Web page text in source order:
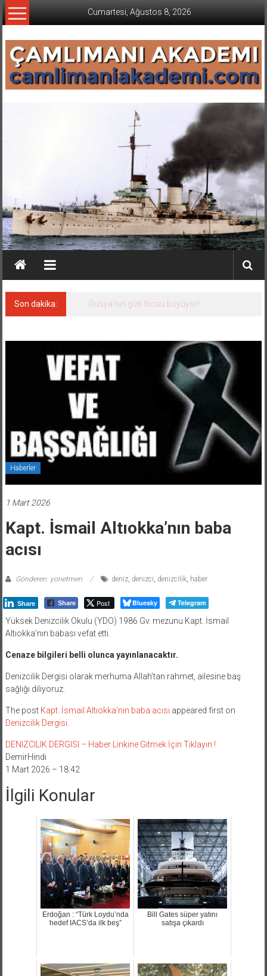
İçeriğe
geç
Cumartesi, Ağustos 8, 2026
Son dakika: Rusya’nın gizli filosu büyüyor!
Haberler
1 Mart 2026
Kapt. İsmail Altıokka’nın baba
acısı
Gönderen: yonetmen deniz, denizci denizcilik, haber
Share Share Post Bluesky Telegram
Yüksek Denizcilik Okulu (YDO) 1986 Gv. mezunu Kapt. İsmail
Altıokka’nın babası vefat etti.
Cenaze bilgileri belli olunca yayınlanacaktır.
Denizcilik Dergisi olarak merhuma Allah’tan rahmet, ailesine baş
sağlığı diliyoruz.
The post Kapt. İsmail Altıokka’nın baba acısı appeared first on
Denizcilik Dergisi
DENIZCILIK DERGISI – Haber Linkine Gitmek İçin Tıklayın !
DemirHindi
1 Mart 2026 – 18:42
İlgili Konular
Erdoğan : “Türk Loydu’nda
hedef IACS’da ilk beş”
Bill Gates süper yatını
satışa çıkardı